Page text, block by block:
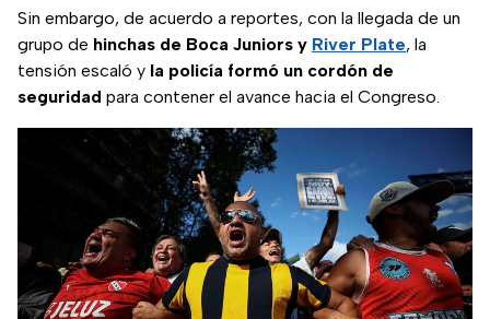
Sin embargo, de acuerdo a reportes, con la llegada de un
grupo de hinchas de Boca Juniors y River Plate, la
tensión escaló y la policía formó un cordón de
seguridad para contener el avance hacia el Congreso.